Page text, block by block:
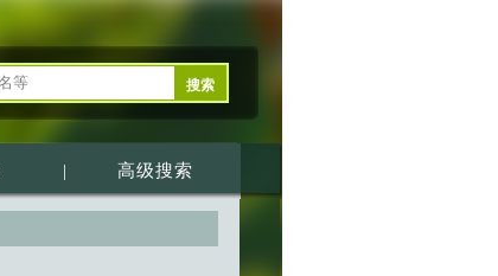
| 高级搜索